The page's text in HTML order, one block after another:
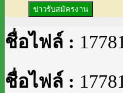
ข่าวรับสมัครงาน
ชื่อไฟล์ :
ชื่อไฟล์ :